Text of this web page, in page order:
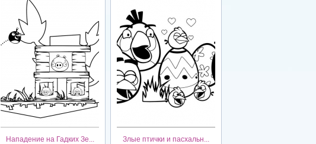
Нападение на Гадких Зе... Злые птички и пасхальн...